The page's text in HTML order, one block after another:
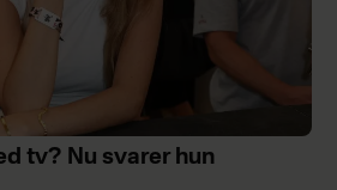
tv? Nu svarer hun